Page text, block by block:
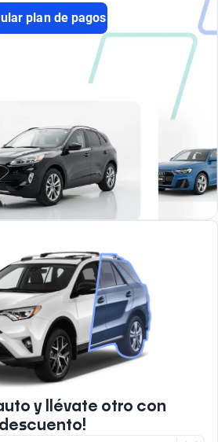
plan de pagos
y llévate otro con
descuento!